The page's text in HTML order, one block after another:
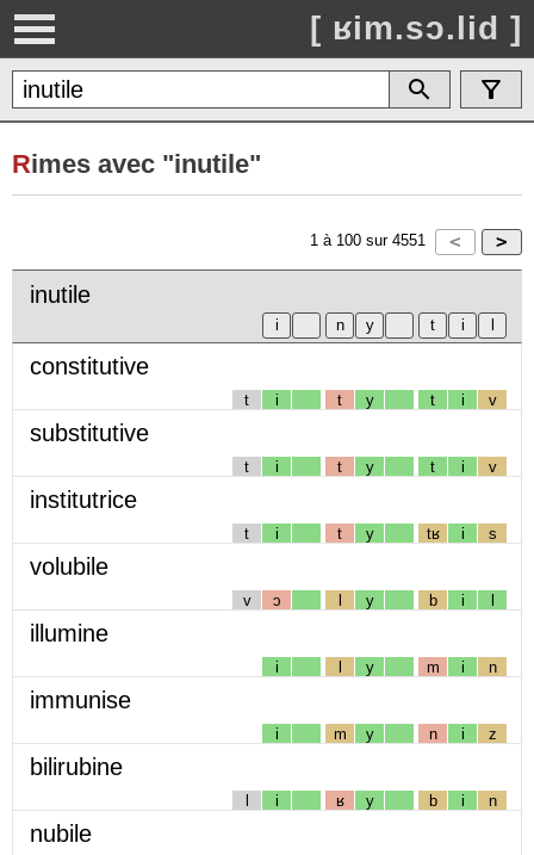
[ ʁim.sɔ.lid ]
Rimes avec "inutile"
1 à 100 sur 4551
inutile
constitutive
t i t y t i v
substitutive
t i t y t i v
institutrice
t i t y tʁ i s
volubile
v ɔ l y b i l
illumine
i l y m i n
immunise
i m y n i z
bilirubine
l i ʁ y b i n
nubile